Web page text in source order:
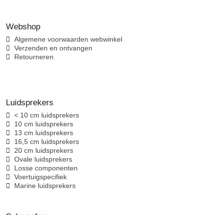
Webshop
Algemene voorwaarden webwinkel
Verzenden en ontvangen
Retourneren
Luidsprekers
< 10 cm luidsprekers
10 cm luidsprekers
13 cm luidsprekers
16,5 cm luidsprekers
20 cm luidsprekers
Ovale luidsprekers
Losse componenten
Voertuigspecifiek
Marine luidsprekers